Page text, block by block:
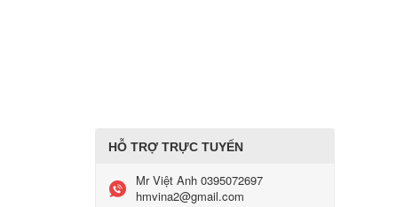
HỖ TRỢ TRỰC TUYẾN
Mr Việt Anh 0395072697
hmvina2@gmail.com